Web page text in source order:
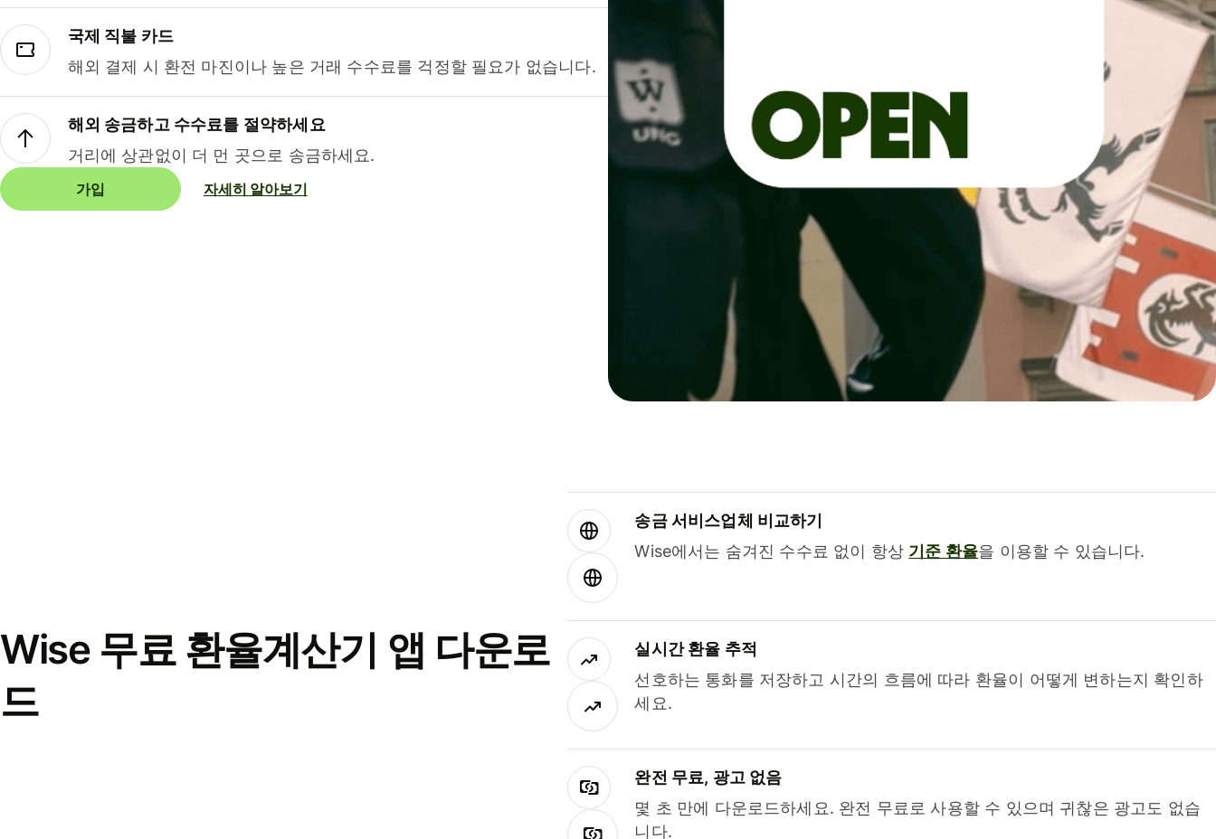
국제 직불 카드
해외 결제 시 환전 마진이나 높은 거래 수수료를 걱정할 필요가 없습니다.
해외 송금하고 수수료를 절약하세요
거리에 상관없이 더 먼 곳으로 송금하세요.
가입 자세히 알아보기
Wise 무료 환율계산기 앱 다운로
드
송금 서비스업체 비교하기
Wise에서는 숨겨진 수수료 없이 항상 기준 환율을 이용할 수 있습니다.
실시간 환율 추적
선호하는 통화를 저장하고 시간의 흐름에 따라 환율이 어떻게 변하는지 확인하
세요.
완전 무료, 광고 없음
몇 초 만에 다운로드하세요. 완전 무료로 사용할 수 있으며 귀찮은 광고도 없습
니다.